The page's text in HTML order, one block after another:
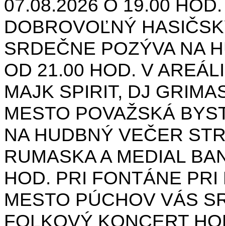
07.08.2026 O 19.00
DOBROVOĽNÝ
SRDEČNE POZÝVA NA
OD 21.00 HOD. V
MAJK SPIRIT, DJ
MESTO POVAŽSKÁ
NA HUDBNÝ VEČER
RUMASKA A MEDIAL
HOD. PRI FONTÁNE PRI
MESTO PÚCHOV VÁS
FOLKOVÝ KONCERT